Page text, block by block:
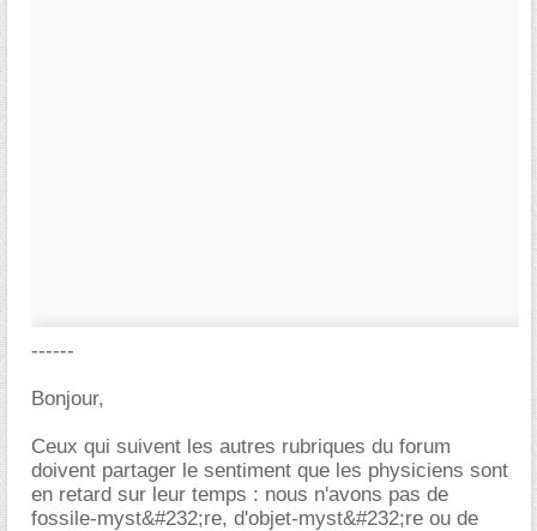
------
Bonjour,
Ceux qui suivent les autres rubriques du forum
doivent partager le sentiment que les physiciens sont
en retard sur leur temps : nous n'avons pas de
fossile-myst&#232;re, d'objet-myst&#232;re ou de